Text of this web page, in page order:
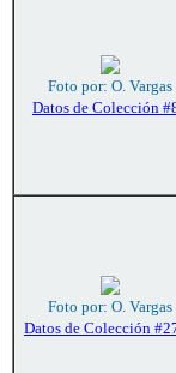
Foto por: O. Vargas
Datos de Colección
Foto por: O. Vargas
Datos de Colección